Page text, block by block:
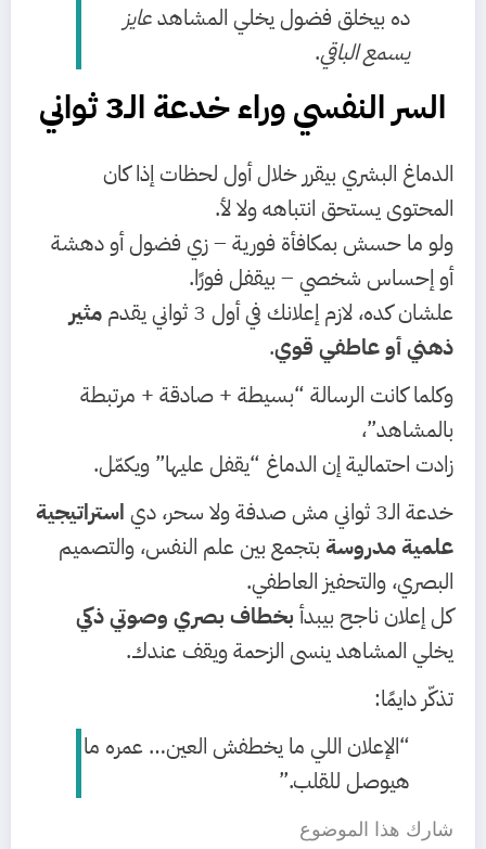
ده بيخلق فضول يخلي المشاهدعايز
يسمع الباقي.
السر النفسي وراء خدعة الـ3 ثواني
الدماغ البشري بيقرر خلال أول لحظات إذا كان
المحتوى يستحق انتباهه ولا لأ.
ولو ما حسش بمكافأة فورية – زي فضول أو دهشة
أو إحساس شخصي – بيقفل فورًا.
علشان كده، لازم إعلانك في أول 3 ثواني يقدم
مثير
ذهني أو عاطفي قوي.
وكلما كانت الرسالة “بسيطة + صادقة + مرتبطة
بالمشاهد”،
زادت احتمالية إن الدماغ “يقفل عليها” ويكمّل.
خدعة الـ3 ثواني مش صدفة ولا سحر، دي
استراتيجية
علمية مدروسةبتجمع بين علم النفس، والتصميم
البصري، والتحفيز العاطفي.
كل إعلان ناجح بيبدأبخطاف بصري وصوتي ذكي
يخلي المشاهد ينسى الزحمة ويقف عندك.
تذكّر دايمًا:
“الإعلان اللي ما يخطفش العين… عمره ما
هيوصل للقلب.”
شارك هذا الموضوع